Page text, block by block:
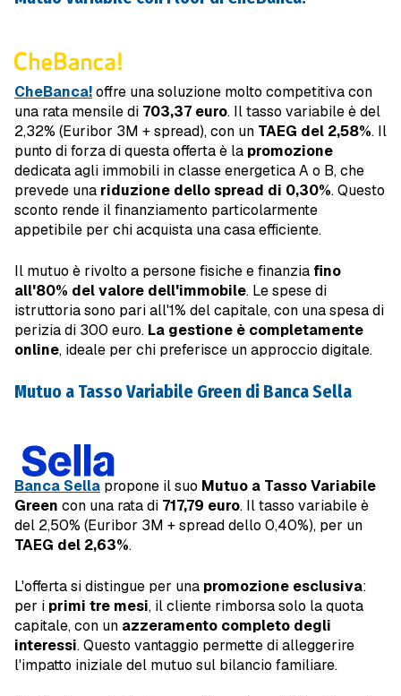
CheBanca!offre una soluzione molto competitiva con
una rata mensile di 703,37 euro. Il tasso variabile è del
2,32% (Euribor 3M + spread), con un TAEG del 2,58%. Il
punto di forza di questa offerta è la promozione
dedicata agli immobili in classe energetica A o B, che
prevede una riduzione dello spread di 0,30%. Questo
sconto rende il finanziamento particolarmente
appetibile per chi acquista una casa efficiente.
Il mutuo è rivolto a persone fisiche e finanzia fino
all'80% del valore dell'immobile. Le spese di
istruttoria sono pari all'1% del capitale, con una spesa di
perizia di 300 euro. La gestione è completamente
online, ideale per chi preferisce un approccio digitale.
Mutuo a Tasso Variabile Green di Banca Sella
Banca Sella propone il suo Mutuo a Tasso Variabile
Green con una rata di 717,79 euro. Il tasso variabile è
del 2,50% (Euribor 3M + spread dello 0,40%), per un
TAEG del 2,63%.
L'offerta si distingue per una promozione esclusiva:
per i primi tre mesi, il cliente rimborsa solo la quota
capitale, con un azzeramento completo degli
interessi. Questo vantaggio permette di alleggerire
l'impatto iniziale del mutuo sul bilancio familiare.